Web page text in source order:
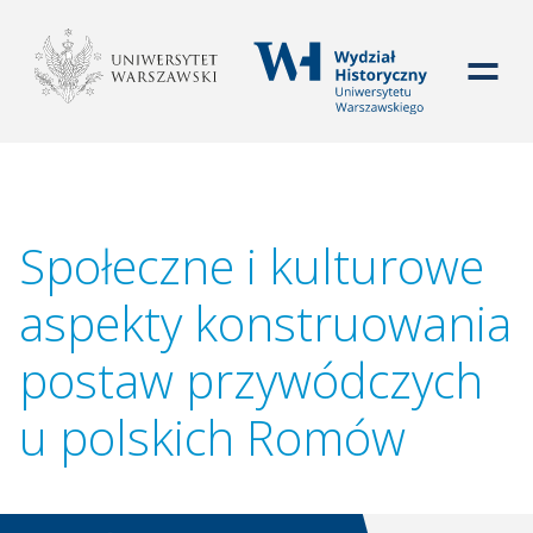
WYDZIAŁ
Społeczne i kulturowe
aspekty konstruowania
postaw przywódczych
u polskich Romów